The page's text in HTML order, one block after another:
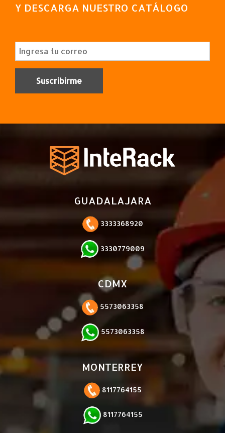
Y DESCARGA NUESTRO CATÁLOGO
GUADALAJARA
3333368920
3330779009
CDMX
5573063358
5573063358
MONTERREY
8117764155
8117764155